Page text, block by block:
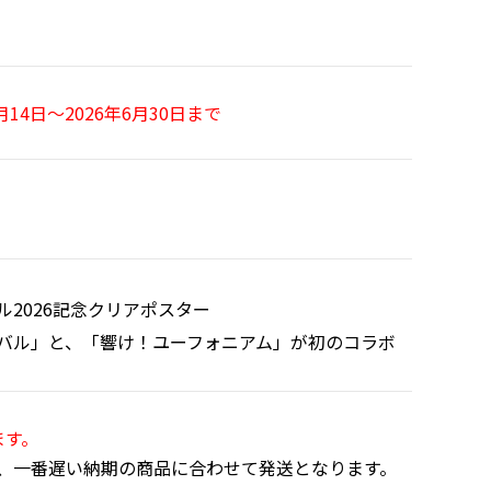
日～2026年6月30日まで
2026記念クリアポスター
ル」と、「響け！ユーフォニアム」が初のコラボ
。
番遅い納期の商品に合わせて発送となります。